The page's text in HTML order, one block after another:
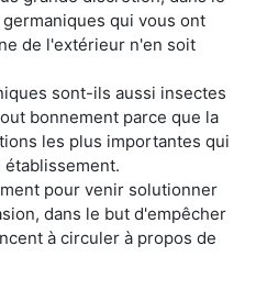
qui vous ont
de l'extérieur n'en soit
sont-ils aussi insectes
bonnement parce que la
les plus importantes qui
pour venir solutionner
dans le but d'empêcher
à circuler à propos de